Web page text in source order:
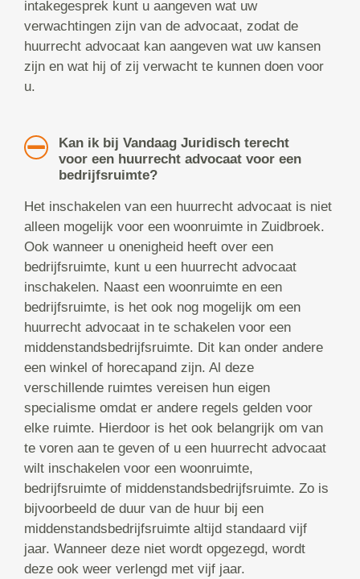
intakegesprek kunt u aangeven wat uw
verwachtingen zijn van de advocaat, zodat de
huurrecht advocaat kan aangeven wat uw kansen
zijn en wat hij of zij verwacht te kunnen doen voor
u.
Kan ik bij Vandaag Juridisch terecht
voor een huurrecht advocaat voor een
bedrijfsruimte?
Het inschakelen van een huurrecht advocaat is niet
alleen mogelijk voor een woonruimte in Zuidbroek.
Ook wanneer u onenigheid heeft over een
bedrijfsruimte, kunt u een huurrecht advocaat
inschakelen. Naast een woonruimte en een
bedrijfsruimte, is het ook nog mogelijk om een
huurrecht advocaat in te schakelen voor een
middenstandsbedrijfsruimte. Dit kan onder andere
een winkel of horecapand zijn. Al deze
verschillende ruimtes vereisen hun eigen
specialisme omdat er andere regels gelden voor
elke ruimte. Hierdoor is het ook belangrijk om van
te voren aan te geven of u een huurrecht advocaat
wilt inschakelen voor een woonruimte,
bedrijfsruimte of middenstandsbedrijfsruimte. Zo is
bijvoorbeeld de duur van de huur bij een
middenstandsbedrijfsruimte altijd standaard vijf
jaar. Wanneer deze niet wordt opgezegd, wordt
deze ook weer verlengd met vijf jaar.